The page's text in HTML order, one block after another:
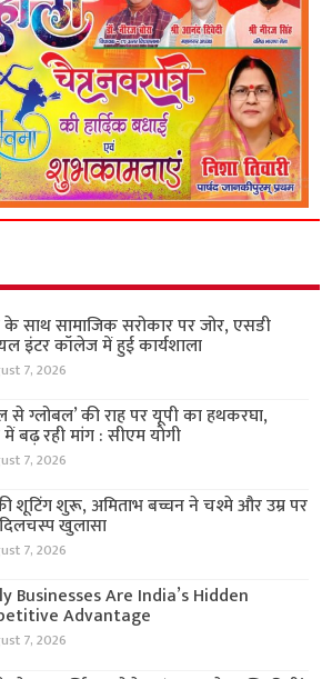
के साथ सामाजिक सरोकार पर जोर, एसडी
इंटर कॉलेज में हुई कार्यशाला
7, 2026
से ग्लोबल’ की राह पर यूपी का हथकरघा,
में बढ़ रही मांग : सीएम योगी
7, 2026
शूटिंग शुरू, अमिताभ बच्चन ने चश्मे और उम्र पर
खुलासा
7, 2026
Businesses Are India’s Hidden
Advantage
7, 2026